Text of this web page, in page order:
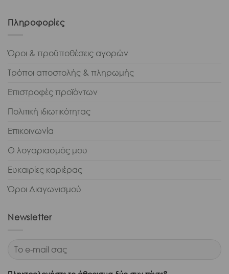
Πληροφορίες
Όροι & προϋποθέσεις αγορών
Τρόποι αποστολής & πληρωμής
Επιστροφές προϊόντων
Πολιτική ιδιωτικότητας
Επικοινωνία
Ο λογαριασμός μου
Ευκαιρίες καριέρας
Όροι Διαγωνισμού
Newsletter